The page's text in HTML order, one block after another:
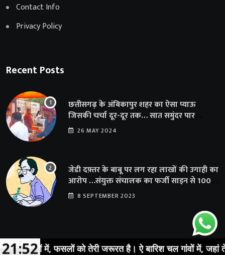
Contact Info
Privacy Policy
Recent Posts
छत्तीसगढ़ के अंबिकापुर शहर का ऐसा प्याऊ
जिसकी चर्चा दूर-दूर तक… सात समुंदर पार
अमेरिका से भी पहुंचा सहयोग
26 MAY 2024
जेडी दफ़्तर के बाबू पर लग रहा लाखों की उगाही का
आरोप …संयुक्त संचालक का फर्जी साइन से 100
शिक्षकों क़ो थमाया संशोधन आदेश
8 SEPTEMBER 2023
में, फसलों को तेरी जरूरत है। ऐ बारिश चल गांवों में, जहां तेरी
21:52